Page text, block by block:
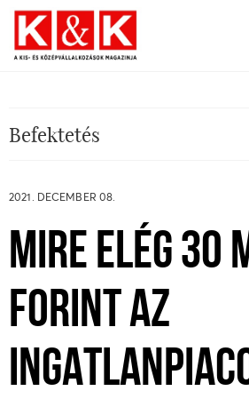
Befektetés
2021. DECEMBER 08.
MIRE ELÉG 30
FORINT AZ